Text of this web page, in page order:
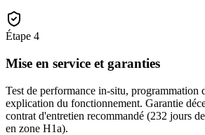
Étape 4
Mise en service et garanties
Test de performance in-situ, programmation
explication du fonctionnement. Garantie
contrat d'entretien recommandé (232 jours
en zone H1a).